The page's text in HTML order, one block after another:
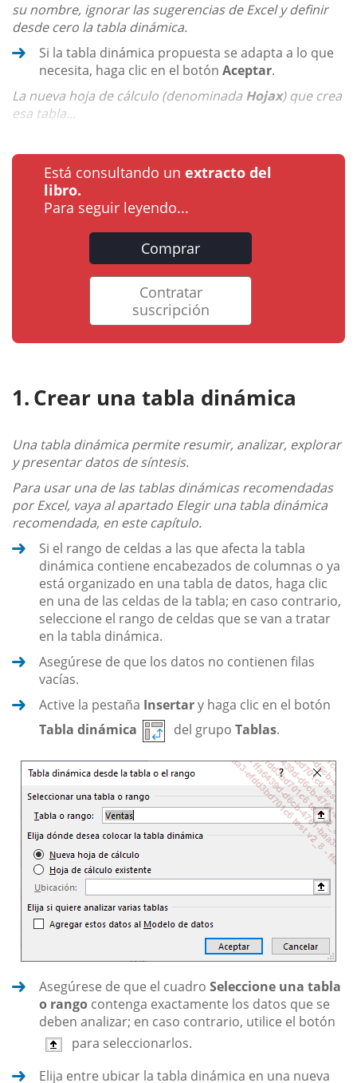
su nombre, ignorar las sugerencias de Excel y definir
desde cero la tabla dinámica.
Si la tabla dinámica propuesta se adapta a lo que
necesita, haga clic en el botón Aceptar.
La nueva hoja de cálculo (denominada Hojax) que crea
esa tabla...
Está consultando un extracto del
libro.
Para seguir leyendo...
Comprar
Contratar
suscripción
Crear una tabla dinámica
Una tabla dinámica permite resumir, analizar, explorar
y presentar datos de síntesis.
Para usar una de las tablas dinámicas recomendadas
por Excel, vaya al apartado Elegir una tabla dinámica
recomendada, en este capítulo.
Si el rango de celdas a las que afecta la tabla
dinámica contiene encabezados de columnas o ya
está organizado en una tabla de datos, haga clic
en una de las celdas de la tabla; en caso contrario,
seleccione el rango de celdas que se van a tratar
en la tabla dinámica.
Asegúrese de que los datos no contienen filas
vacías.
Active la pestaña Insertary haga clic en el botón
Tabla dinámica
del grupo Tablas.
Asegúrese de que el cuadro Seleccione una tabla
o rango contenga exactamente los datos que se
deben analizar; en caso contrario, utilice el botón
para seleccionarlos.
Elija entre ubicar la tabla dinámica en una nueva